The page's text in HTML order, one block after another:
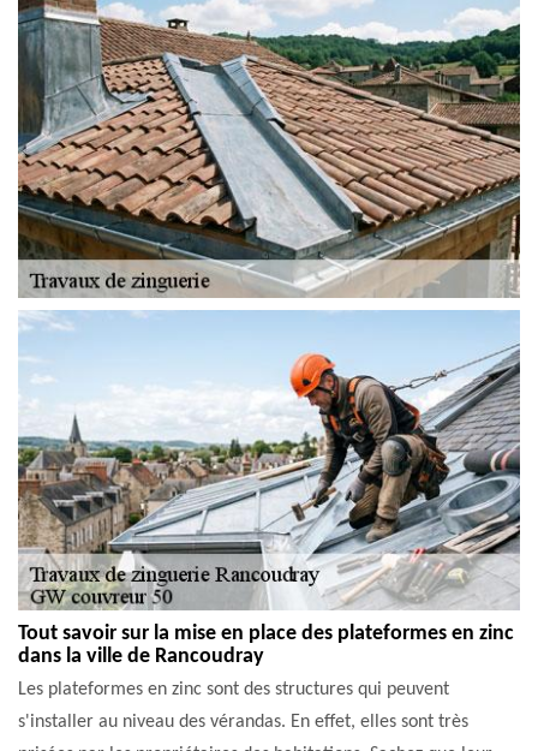
Tout savoir sur la mise en place des plateformes en zinc
dans la ville de Rancoudray
Les plateformes en zinc sont des structures qui peuvent
s'installer au niveau des vérandas. En effet, elles sont très